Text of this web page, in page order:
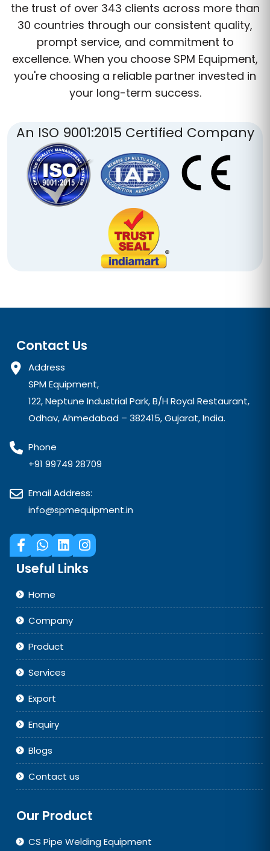
the trust of over 343 clients across more than
30 countries through our consistent quality,
prompt service, and commitment to
excellence. When you choose SPM Equipment,
you're choosing a reliable partner invested in
your long-term success.
An ISO 9001:2015 Certified Company
Contact Us
Address
SPM Equipment,
122, Neptune Industrial Park, B/H Royal Restaurant,
Odhav, Ahmedabad – 382415, Gujarat, India.
Phone
+91 99749 28709
Email Address:
info@spmequipment.in
Useful Links
Home
Company
Product
Services
Export
Enquiry
Blogs
Contact us
Our Product
CS Pipe Welding Equipment